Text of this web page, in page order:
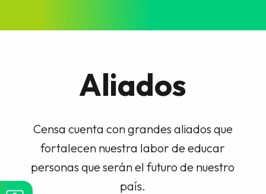
Aliados
Censa cuenta con grandes aliados que
fortalecen nuestra labor de educar
personas que serán el futuro de nuestro
país.